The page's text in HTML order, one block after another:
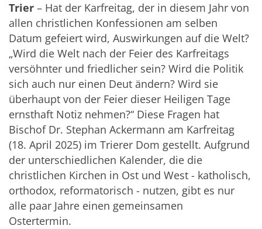
Trier – Hat der Karfreitag, der in diesem Jahr von
allen christlichen Konfessionen am selben
Datum gefeiert wird, Auswirkungen auf die Welt?
„Wird die Welt nach der Feier des Karfreitags
versöhnter und friedlicher sein? Wird die Politik
sich auch nur einen Deut ändern? Wird sie
überhaupt von der Feier dieser Heiligen Tage
ernsthaft Notiz nehmen?“ Diese Fragen hat
Bischof Dr. Stephan Ackermann am Karfreitag
(18. April 2025) im Trierer Dom gestellt. Aufgrund
der unterschiedlichen Kalender, die die
christlichen Kirchen in Ost und West - katholisch,
orthodox, reformatorisch - nutzen, gibt es nur
alle paar Jahre einen gemeinsamen
Ostertermin.